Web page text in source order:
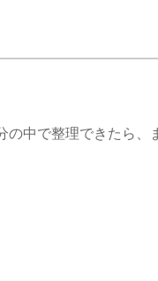
の中で整理できたら、